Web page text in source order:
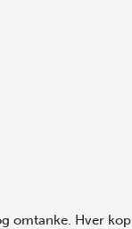
omtanke. Hver kop